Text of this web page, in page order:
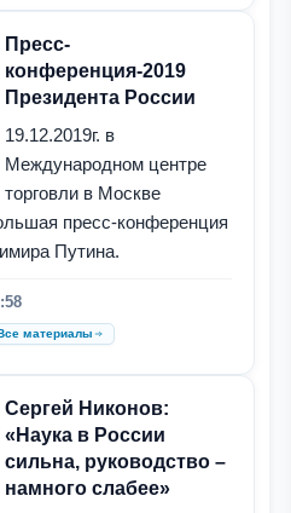
Пресс-
конференция-2019
Президента России
19.12.2019г. в
Международном центре
торговли в Москве
пресс-конференция
Путина.
материалы
Сергей Никонов:
«Наука в России
сильна, руководство –
намного слабее»